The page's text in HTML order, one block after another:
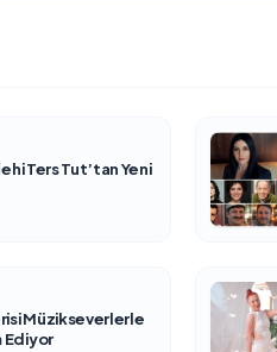
Ters Tut’tan Yeni
Müzikseverlerle
Ediyor